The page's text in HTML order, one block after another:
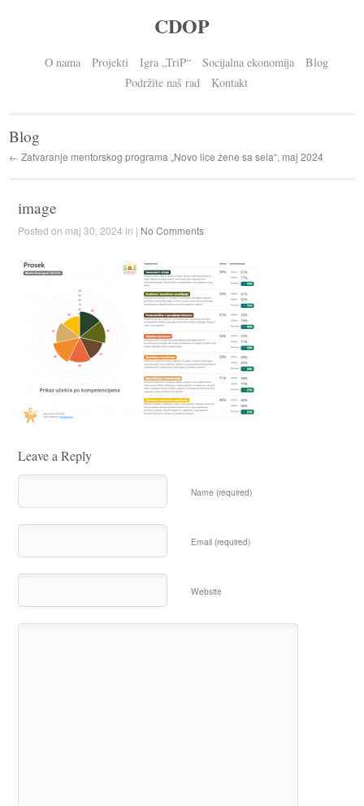
CDOP
O nama Projekti Igra „TriP“ Socijalna ekonomija
Blog
Podržite naš rad
Kontakt
Blog
← Zatvaranje mentorskog programa „Novo lice žene sa sela“, maj 2024
image
Posted on maj 30, 2024 in | No Comments
Leave a Reply
Name (required)
Email (required)
Website